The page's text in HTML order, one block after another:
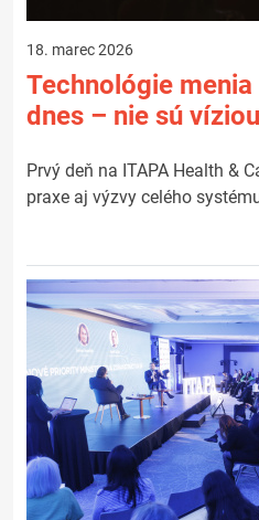
18. marec 2026
Technológie
dnes – nie sú
Prvý deň na ITAPA Health &
praxe aj výzvy celého